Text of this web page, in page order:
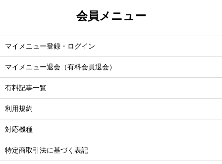
会員メニュー
マイメニュー登録・ログイン
マイメニュー退会（有料会員退会）
有料記事一覧
利用規約
対応機種
特定商取引法に基づく表記